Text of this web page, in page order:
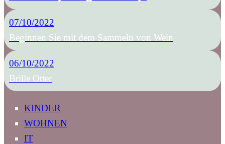
07/10/2022
Beginnen Sie mit dem Sammeln von Wein
06/10/2022
Brille Otter
KINDER
WOHNEN
IT